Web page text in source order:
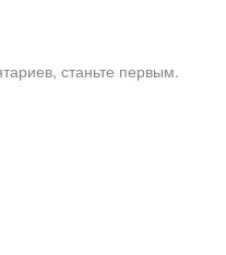
станьте первым.